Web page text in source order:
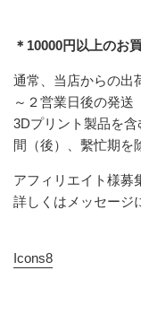
＊10000円以上のお
通常、当店からの出
～２営業日後の発送
3Dプリント製品を
間（後）、繫忙期を
アフィリエイト様募
詳しくはメッセージ
Icons8